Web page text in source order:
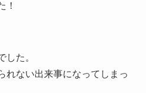
！
した。
れない出来事になってしまっ